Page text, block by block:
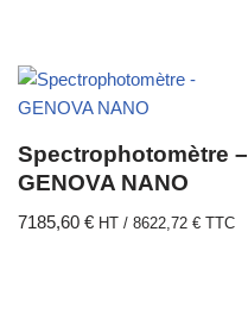
Spectrophotomètre –
GENOVA NANO
7185,60 € HT / 8622,72 € TTC